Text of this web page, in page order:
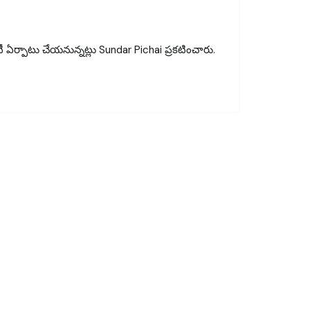
చేయనున్నట్లు Sundar Pichai ప్రకటించారు.